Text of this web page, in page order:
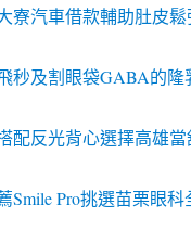
寮汽車借款輔助肚皮
秒及割眼袋GABA的隆
配反光背心選擇高雄
Smile Pro挑選苗栗眼